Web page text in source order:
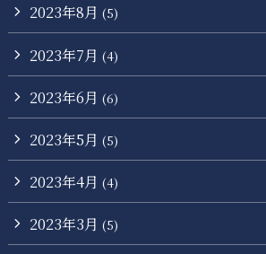
2023年8月 (5)
2023年7月 (4)
2023年6月 (6)
2023年5月 (5)
2023年4月 (4)
2023年3月 (5)